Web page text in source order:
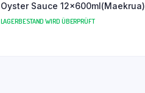
Oyster Sauce 12x600ml(Maekrua)
LAGERBESTAND WIRD ÜBERPRÜFT